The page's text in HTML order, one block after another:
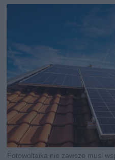
Fotowoltaika nie zawsze musi